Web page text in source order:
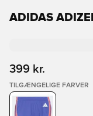
ADIDAS
399 kr.
TILGÆNGELIGE FARVER